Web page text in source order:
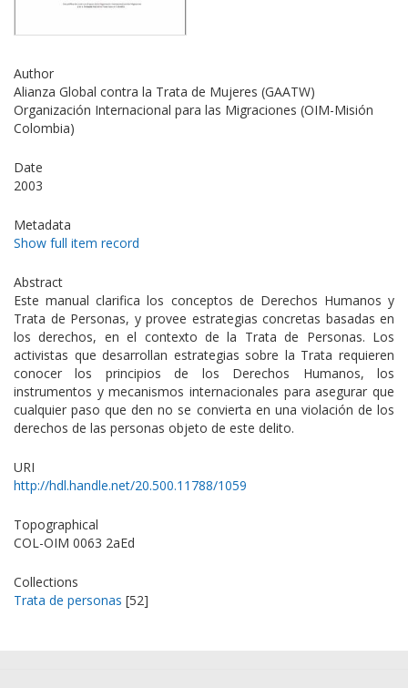
Author
Alianza Global contra la Trata de Mujeres (GAATW)
Organización Internacional para las Migraciones (OIM-Misión
Colombia)
Date
2003
Metadata
Show full item record
Abstract
Este manual clarifica los conceptos de Derechos Humanos y
Trata de Personas, y provee estrategias concretas basadas en
los derechos, en el contexto de la Trata de Personas. Los
activistas que desarrollan estrategias sobre la Trata requieren
conocer los principios de los Derechos Humanos, los
instrumentos y mecanismos internacionales para asegurar que
cualquier paso que den no se convierta en una violación de los
derechos de las personas objeto de este delito.
URI
http://hdl.handle.net/20.500.11788/1059
Topographical
COL-OIM 0063 2aEd
Collections
Trata de personas [52]